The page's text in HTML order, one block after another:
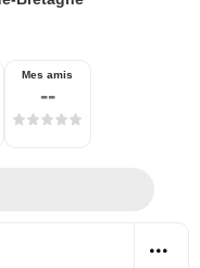
Mes amis
--